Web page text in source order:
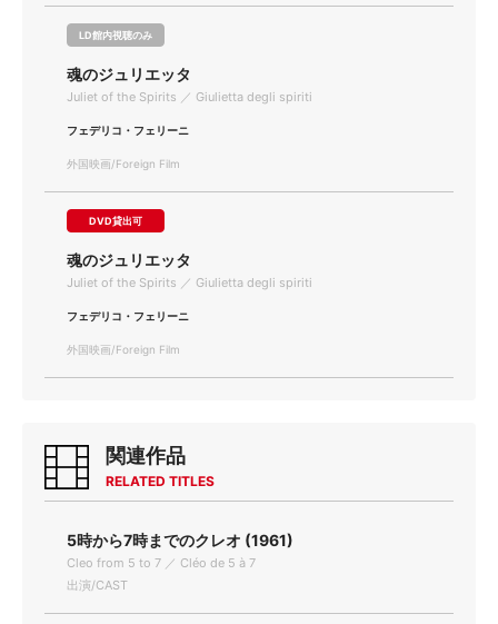
LD館内視聴のみ
魂のジュリエッタ
Juliet of the Spirits ／ Giulietta degli spiriti
フェデリコ・フェリーニ
外国映画/Foreign Film
DVD貸出可
魂のジュリエッタ
Juliet of the Spirits ／ Giulietta degli spiriti
フェデリコ・フェリーニ
外国映画/Foreign Film
関連作品
RELATED TITLES
5時から7時までのクレオ (1961)
Cleo from 5 to 7 ／ Cléo de 5 à 7
出演/CAST